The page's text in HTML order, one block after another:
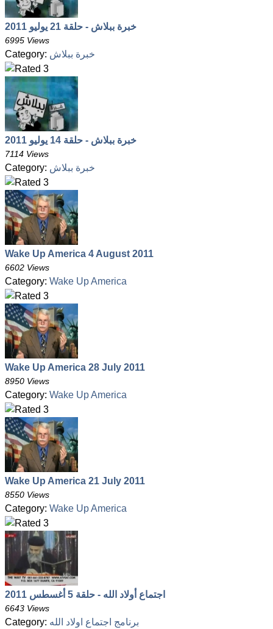
خبرة ببلاش - حلقة 21 يوليو 2011
6995 Views
Category: خبرة ببلاش
خبرة ببلاش - حلقة 14 يوليو 2011
7114 Views
Category: خبرة ببلاش
Wake Up America 4 August 2011
6602 Views
Category: Wake Up America
Wake Up America 28 July 2011
8950 Views
Category: Wake Up America
Wake Up America 21 July 2011
8550 Views
Category: Wake Up America
اجتماع أولاد الله - حلقة 5 أغسطس 2011
6643 Views
Category: برنامج اجتماع اولاد الله